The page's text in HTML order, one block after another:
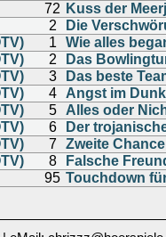
72 Kuss der
2
Die
1
Wie alles
2
Das
3
Das beste
4
Angst im
5
Alles oder
6
Der
7
Zweite
8
Falsche
95 Touchdown